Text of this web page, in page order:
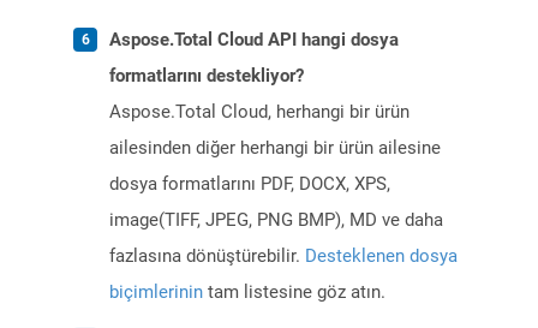
Aspose.Total Cloud API hangi dosya
formatlarını destekliyor?
Aspose.Total Cloud, herhangi bir ürün
ailesinden diğer herhangi bir ürün ailesine
dosya formatlarını PDF, DOCX, XPS,
image(TIFF, JPEG, PNG BMP), MD ve daha
fazlasına dönüştürebilir. Desteklenen dosya
biçimlerinin tam listesine göz atın.